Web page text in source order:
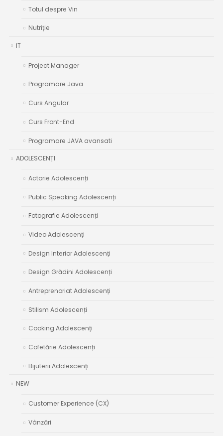
Totul despre Vin
Nutriție
IT
Project Manager
Programare Java
Curs Angular
Curs Front-End
Programare JAVA avansati
ADOLESCENȚI
Actorie Adolescenți
Public Speaking Adolescenți
Fotografie Adolescenți
Video Adolescenți
Design Interior Adolescenți
Design Grădini Adolescenți
Antreprenoriat Adolescenți
Stilism Adolescenți
Cooking Adolescenți
Cofetărie Adolescenți
Bijuterii Adolescenți
NEW
Customer Experience (CX)
Vânzări